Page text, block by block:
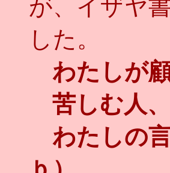
が、イザヤ
した。
わたしが
苦しむ人
わたしの